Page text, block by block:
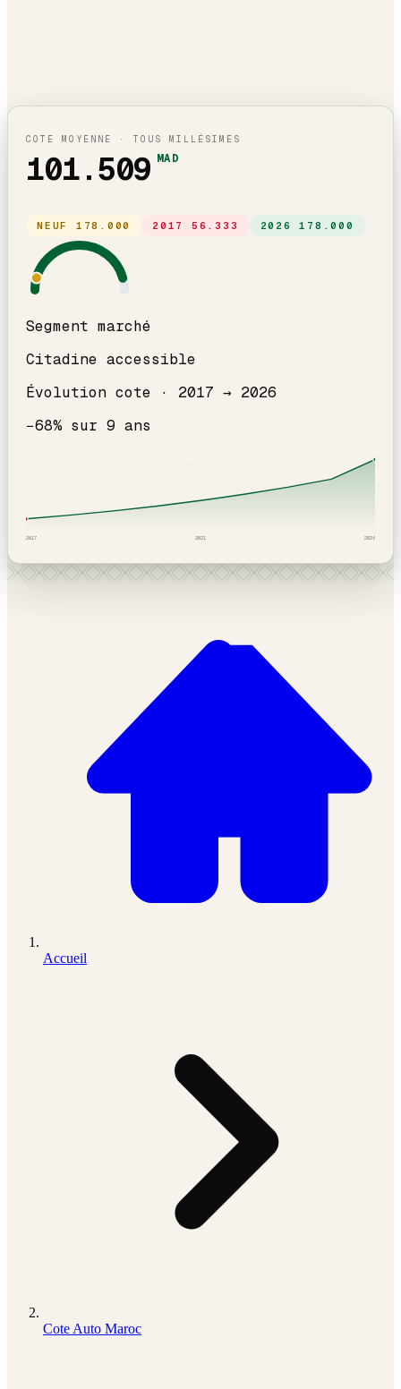
COTE MOYENNE · TOUS MILLÉSIMES
101.509 MAD
NEUF 178.000 2017 56.333 2026 178.000
Segment marché
Citadine accessible
Évolution cote · 2017 → 2026
−68% sur 9 ans
2017 2021 2026
Accueil
Cote Auto Maroc